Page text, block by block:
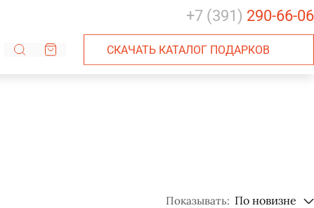
+7 (391) 290-66-06
СКАЧАТЬ КАТАЛОГ ПОДАРКОВ
Показывать: